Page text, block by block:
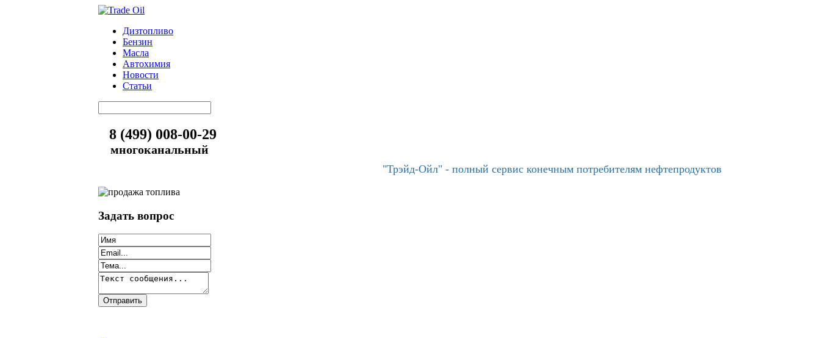
Дизтопливо
Бензин
Масла
Автохимия
Новости
Статьи
8 (499) 008-00-29
многоканальный
"Трэйд-Ойл" - полный сервис конечным потребителям нефтепродуктов
Задать вопрос